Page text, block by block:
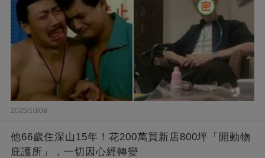
2025/10/08
他66歲住深山15年！花200萬買新店800坪「開動物
庇護所」，一切因心經轉變